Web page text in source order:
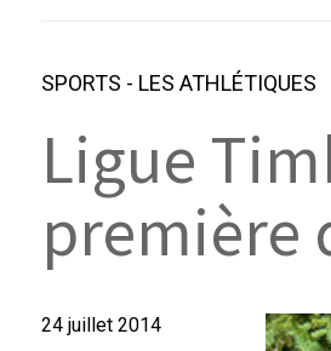
SPORTS - LES ATHLÉTIQUES
Ligue
première
24 juillet 2014